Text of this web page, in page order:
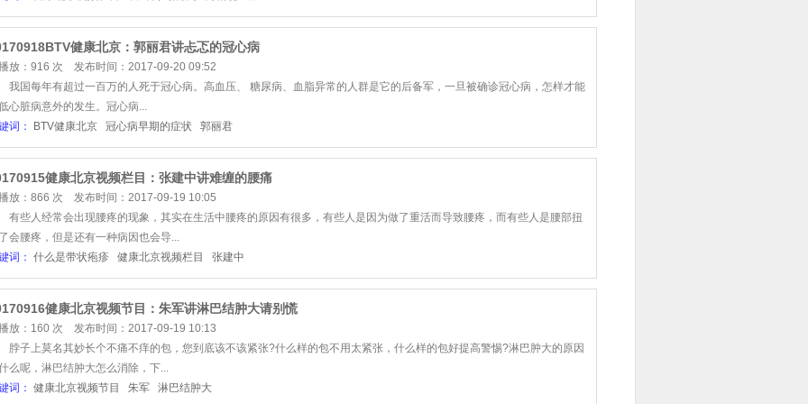
健康北京：郭丽君讲忐忑的冠心病
放：916 次 发布时间：2017-09-20 09:52
每年有超过一百万的人死于冠心病。高血压、 糖尿病、血脂异常的人群是它的后备军，一旦被确诊冠心病，怎样才能
心脏病意外的发生。冠心病...
词：
BTV健康北京 冠心病早期的症状 郭丽君
健康北京视频栏目：张建中讲难缠的腰痛
放：866 次 发布时间：2017-09-19 10:05
人经常会出现腰疼的现象，其实在生活中腰疼的原因有很多，有些人是因为做了重活而导致腰疼，而有些人是腰部扭
会腰疼，但是还有一种病因也会导...
词： 什么是带状疱疹 健康北京视频栏目 张建中
健康北京视频节目：朱军讲淋巴结肿大请别慌
放：160 次 发布时间：2017-09-19 10:13
上莫名其妙长个不痛不痒的包，您到底该不该紧张?什么样的包不用太紧张，什么样的包好提高警惕?淋巴肿大的原因
么呢，淋巴结肿大怎么消除，下...
词： 健康北京视频节目 朱军 淋巴结肿大